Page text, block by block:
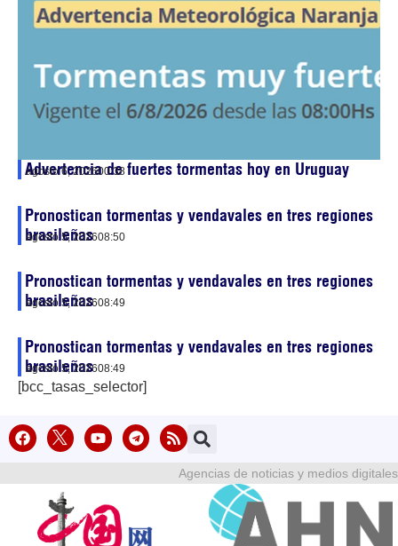
Advertencia de fuertes tormentas hoy en Uruguay
agosto 6, 202600:38
Pronostican tormentas y vendavales en tres regiones
brasileñas
agosto 5, 202608:50
Pronostican tormentas y vendavales en tres regiones
brasileñas
agosto 5, 202608:49
Pronostican tormentas y vendavales en tres regiones
brasileñas
agosto 5, 202608:49
[bcc_tasas_selector]
Agencias de noticias y medios digitales